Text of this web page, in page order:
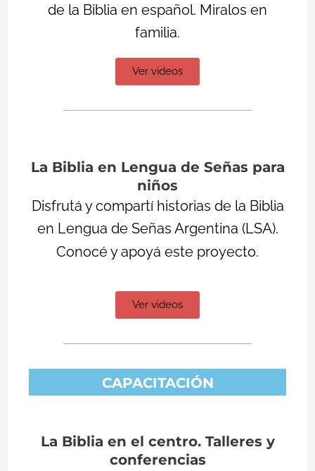
de la Biblia en español. Miralos en
familia.
Ver videos
La Biblia en Lengua de Señas para
niños
Disfrutá y compartí historias de la Biblia
en Lengua de Señas Argentina (LSA).
Conocé y apoyá este proyecto.
Ver videos
CAPACITACIÓN
La Biblia en el centro. Talleres y
conferencias